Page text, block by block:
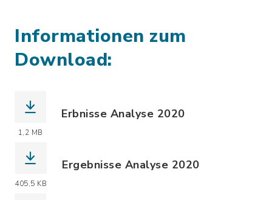
Informationen zum
Download:
1,2 MB
Erbnisse Analyse 2020
405,5 KB
Ergebnisse Analyse 2020